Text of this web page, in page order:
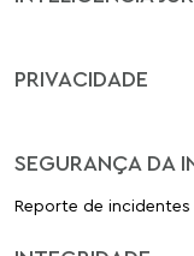
PRIVACIDADE
SEGURANÇA DA
Reporte de